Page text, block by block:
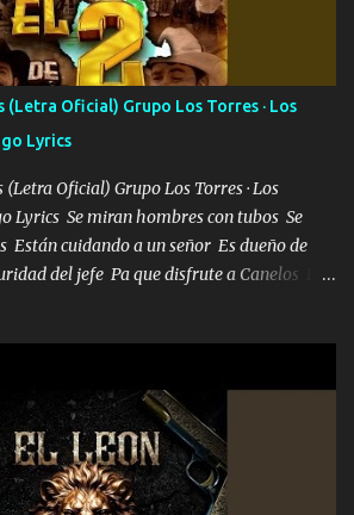
bolas Louis vuitton es mi fragancia
la bolsa estoy en mi pic si no se han dado
del kitch
(Letra Oficial) Grupo Los Torres · Los
Lyrics
Oficial) Grupo Los Torres · Los
Lyrics Se miran hombres con tubos Se
Están cuidando a un señor Es dueño de
del jefe Pa que disfrute a Canelos Es
porque es platica de grandes por eso hay
instrucciones para atender los deberes
algún problema de confianza tengo gente
y también Pariente 7 arreglan
más es cuestión que ordené NOS HACE